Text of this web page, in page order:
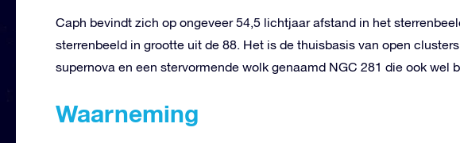
Caph bevindt zich op ongeveer 54,5 lichtjaar afstand in het
sterrenbeeld in grootte uit de 88. Het is de thuisbasis van open
supernova en een stervormende wolk genaamd NGC 281 die ook wel
Waarneming